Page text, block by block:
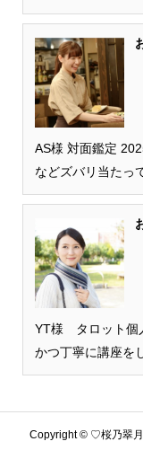
AS様 対面鑑定
などズバリ当たっ
YT様 タロット個
かつ丁寧に講座を
Copyright ©♡桜乃翠月